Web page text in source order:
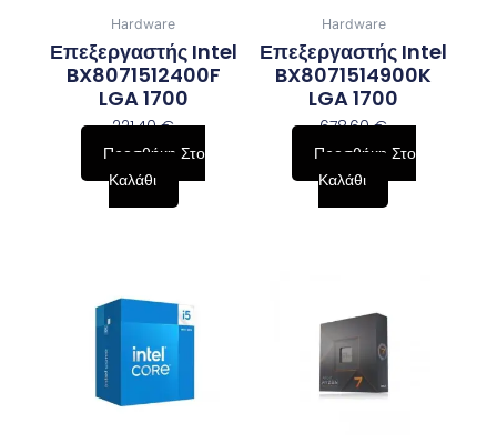
Hardware
Επεξεργαστής Intel
BX8071512400F
LGA 1700
221,40€
Προσθήκη Στο
Καλάθι
Hardware
Επεξεργαστής Intel
BX8071514900K
LGA 1700
678,60€
Προσθήκη Στο
Καλάθι